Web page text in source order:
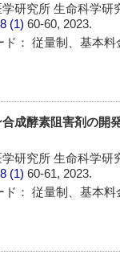
研究所 生命科学研
(1)60-60, 2023.
： 従量制、基本料
成酵素阻害剤の開
研究所 生命科学研
(1)60-61, 2023.
： 従量制、基本料